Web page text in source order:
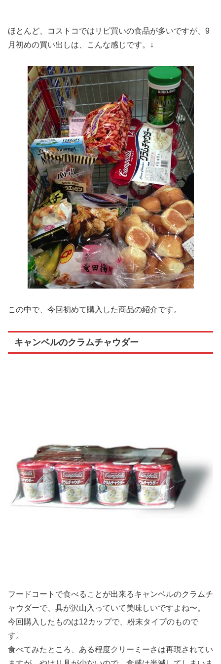
ほとんど、コストコではリピ買いの食品が多いですが、9
月初めの買い出しは、こんな感じです。↓
この中で、今回初めて購入した商品の紹介です。
キャンベルのクラムチャウダー
フードコートで食べることが出来るキャンベルのクラムチ
ャウダーで、具が沢山入っていて美味しいですよね〜。
今回購入したものは12カップで、粉末タイプのもので
す。
食べてみたところ、ある程度クリーミーさは再現されてい